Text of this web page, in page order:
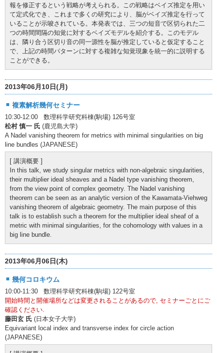
報を修正するという戦略が考えられる。この戦略はベイズ推定を用い
て定式化でき、これまで多くの研究により、脳がベイズ推定を行って
いることが示唆されている。本発表では、三つの短音で区切られた二
つの時間間隔の知覚に対するベイズモデルを紹介する。このモデル
は、隣り合う区切り音の同一源性を脳が推定していると仮定すること
で、上記の時間パターンに対する複雑な知覚現象を統一的に説明する
ことができる。
2013年06月10日(月)
複素解析幾何セミナー
10:30-12:00 数理科学研究科棟(駒場) 126号室
松村 慎一 氏 (鹿児島大学)
A Nadel vanishing theorem for metrics with minimal singularities on big
line bundles (JAPANESE)
[ 講演概要 ]
In this talk, we study singular metrics with non-algebraic singularities,
their multiplier ideal sheaves and a Nadel type vanishing theorem,
from the view point of complex geometry. The Nadel vanishing
theorem can be seen as an analytic version of the Kawamata-Viehweg
vanishing theorem of algebraic geometry. The main purpose of this
talk is to establish such a theorem for the multiplier ideal sheaf of a
metric with minimal singularities, for the cohomology with values in a
big line bundle.
2013年06月06日(木)
幾何コロキウム
10:00-11:30 数理科学研究科棟(駒場) 122号室
開始時間と開催場所などは変更されることがあるので, セミナーごとにご
確認ください.
藤田玄 氏 (日本女子大学)
Equivariant local index and transverse index for circle action
(JAPANESE)